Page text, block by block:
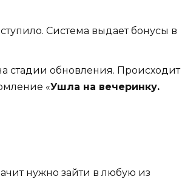
Система выдает бонусы в
стадии обновления. Происходит
«Ушла на вечеринку.
нужно зайти в любую из